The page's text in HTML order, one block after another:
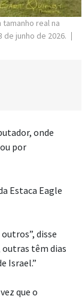
real na
de junho de 2026.
onde
por
Estaca Eagle
disse
outras têm dias
Israel.”
que o